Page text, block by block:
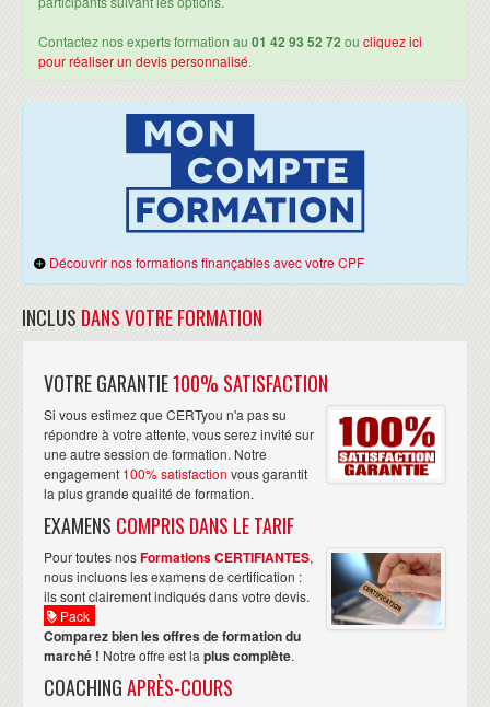
recommander de travailler avec eux, fruit du mélange
entre professionnalisme et humain. Merci à vous :-) ”
Dorothée SICARDPerformance and Continuous
“ Je recommande CERTyou ! J’ai suivi les
formations ITIL Foundation et SCRUM
PSPO et je n’ai pas été déçu ! En
commençant par l’accueil : Chaleureux et souriant , on
est toute de suite mis dans l’ambiance positive et
sereine. Les locaux sont propres, fonctionnels et
tombe pas dans le piège du tout théorique et illustre
parfaitement ses propos avec des exemples pratiques
liés au quotidien. Le niveau de formation est élevée. Les
révisions et l’examen se passent dans de bonnes
conditions. Je me suis senti vraiment détendu et c’est
important avant une session de formation intense.
CERTyou : une équipe d’authentiques professionnels.
Je projette de suivre d’autres certifications et c’est
CERTyou que je choisirai pour m’accompagner. ”
Vincent JEAN Responsable projets dématerialisation, visiter
sa page linkedin
Contactez nos experts formation au 01 42 93 52 72 ou cliquez ici
pour réaliser un devis personnalisé.
Découvrir nos formations finançables avec votre CPF
INCLUS DANS VOTRE FORMATION
VOTRE GARANTIE100% SATISFACTION
Si vous estimez que CERTyou n'a pas su
répondre à votre attente, vous serez invité sur
une autre session de formation. Notre
engagement 100% satisfaction vous garantit
la plus grande qualité de formation.
EXAMENS COMPRIS DANS LE TARIF
Pour toutes nosFormations CERTIFIANTES,
nous incluons les examens de certification :
ils sont clairement indiqués dans votre devis.
Pack
Comparez bien les offres de formation du
marché ! Notre offre est la plus complète.
COACHINGAPRÈS-COURS